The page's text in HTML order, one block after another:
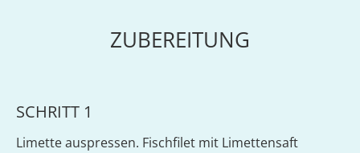
ZUBEREITUNG
SCHRITT 1
Limette auspressen. Fischfilet mit Limettensaft